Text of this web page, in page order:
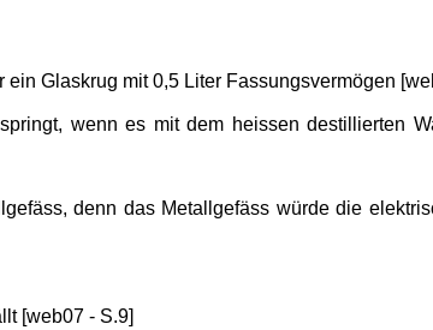
Glaskrug mit 0,5 Liter Fassungsvermögen
wenn es mit dem heissen destillierten
denn das Metallgefäss würde die
[web07 - S.9]